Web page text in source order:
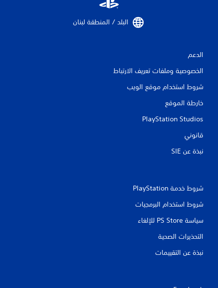
البلد / المنطقة لبنان‏
الدعم
الخصوصية وملفات تعريف الارتباط
شروط استخدام موقع الويب
خارطة الموقع
PlayStation Studios
قانوني
نبذة عن SIE‏
شروط خدمة PlayStation‏
شروط استخدام البرمجيات
سياسة PS Store للإلغاء
التحذيرات الصحية
نبذة عن التقييمات